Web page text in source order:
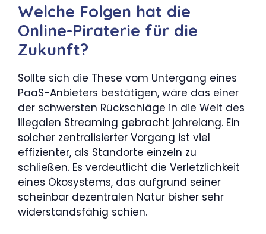
Welche Folgen hat die
Online-Piraterie für die
Zukunft?
Sollte sich die These vom Untergang eines
PaaS-Anbieters bestätigen, wäre das einer
der schwersten Rückschläge in die Welt des
illegalen Streaming gebracht jahrelang. Ein
solcher zentralisierter Vorgang ist viel
effizienter, als Standorte einzeln zu
schließen. Es verdeutlicht die Verletzlichkeit
eines Ökosystems, das aufgrund seiner
scheinbar dezentralen Natur bisher sehr
widerstandsfähig schien.